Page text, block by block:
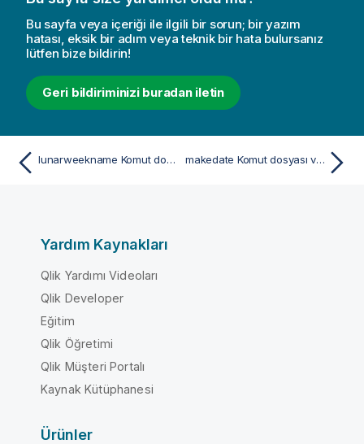
Bu sayfa veya içeriği ile ilgili bir sorun; bir yazım
hatası, eksik bir adım veya teknik bir hata bulursanız
lütfen bize bildirin!
Geri bildiriminizi buradan iletin
lunarweekname Komut dosyası ve grafik fonksiyonu makedate Komut dosyası ve grafik fonksiyonu
Yardım Kaynakları
Qlik Yardımı Videoları
Qlik Developer
Eğitim
Qlik Öğretimi
Qlik Müşteri Portalı
Kaynak Kütüphanesi
Ürünler